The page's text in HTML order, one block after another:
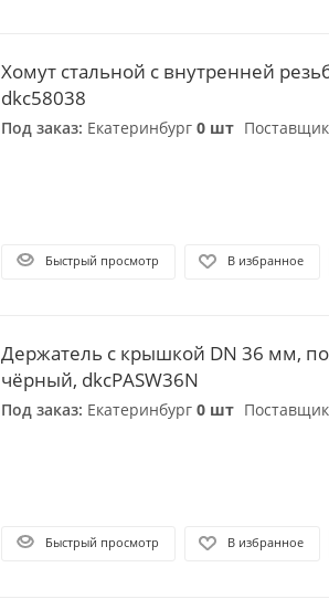
Хомут стальной с внутренней
dkc58038
Под заказ: Екатеринбург 0 шт Поставщик
Быстрый просмотр В избранное
Держатель с крышкой DN 36 мм,
чёрный, dkcPASW36N
Под заказ: Екатеринбург 0 шт Поставщик
Быстрый просмотр В избранное